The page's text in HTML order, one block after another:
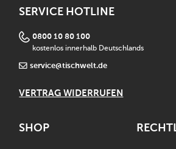
SERVICE HOTLINE
0800 10 80 100
kostenlos innerhalb Deutschlands
service@tischwelt.de
VERTRAG WIDERRUFEN
SHOP